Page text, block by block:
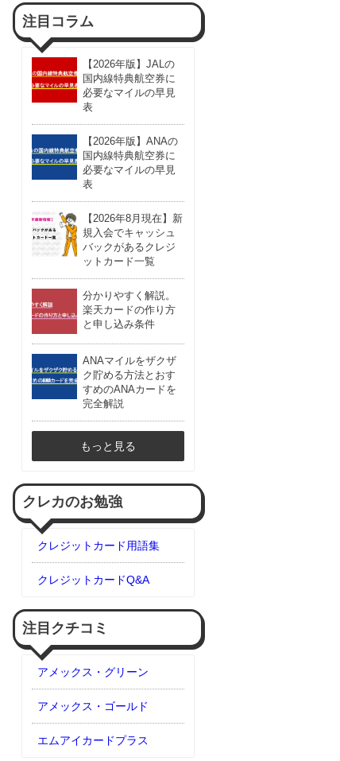
注目コラム
【2026年版】JALの
国内線特典航空券に
必要なマイルの早見
表
【2026年版】ANAの
国内線特典航空券に
必要なマイルの早見
表
【2026年8月現在】新
規入会でキャッシュ
バックがあるクレジ
ットカード一覧
分かりやすく解説。
楽天カードの作り方
と申し込み条件
ANAマイルをザクザ
ク貯める方法とおす
すめのANAカードを
完全解説
もっと見る
クレカのお勉強
クレジットカード用語集
クレジットカードQ&A
注目クチコミ
アメックス・グリーン
アメックス・ゴールド
エムアイカードプラス